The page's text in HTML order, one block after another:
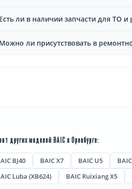
ли в наличии запчасти для ТО и
ли присутствовать в
других моделей BAIC в Оренбурге:
BJ40 BAIC X7 BAIC U5
Luba (XB624)
BAIC Ruixiang X5